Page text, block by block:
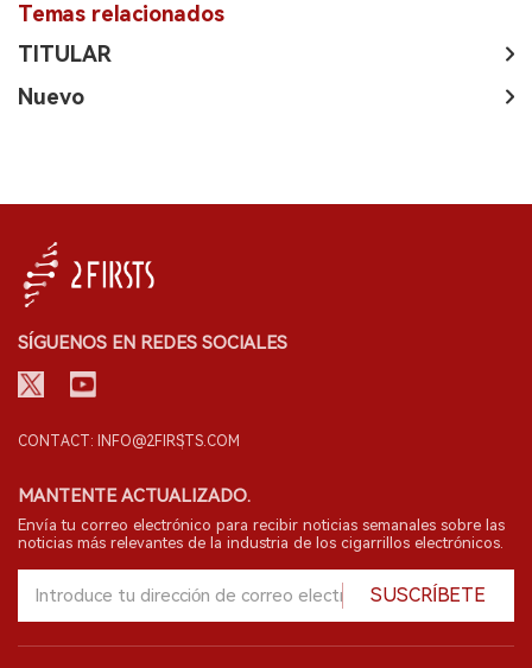
Temas relacionados
TITULAR
Nuevo
SÍGUENOS EN REDES SOCIALES
CONTACT: INFO@2FIRSTS.COM
MANTENTE ACTUALIZADO.
Envía tu correo electrónico para recibir noticias semanales sobre las
noticias más relevantes de la industria de los cigarrillos electrónicos.
SUSCRÍBETE